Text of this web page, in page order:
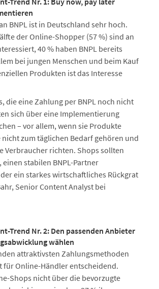
BNPL ist in Deutschland sehr hoch.
der Online-Shopper (57 %) sind an
40 % haben BNPL bereits
bei jungen Menschen und beim Kauf
Produkten ist das Interesse
die eine Zahlung per BNPL noch nicht
sich über eine Implementierung
– vor allem, wenn sie Produkte
zum täglichen Bedarf gehören und
Verbraucher richten. Shops sollten
stabilen BNPL-Partner
ein starkes wirtschaftliches Rückgrat
Senior Content Analyst bei
Trend Nr. 2: Den passenden Anbieter
wählen
attraktivsten Zahlungsmethoden
für Online-Händler entscheidend.
Shops nicht über die bevorzugte